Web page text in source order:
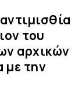
του
αρχικών
με την